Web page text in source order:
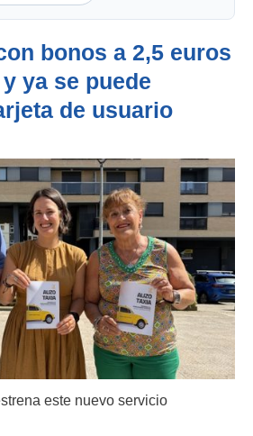
bonos a 2,5 euros
ya se puede
de usuario
este nuevo servicio